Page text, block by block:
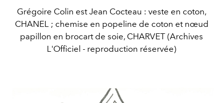
Grégoire Colin est Jean Cocteau : veste en coton,
CHANEL ; chemise en popeline de coton et nœud
papillon en brocart de soie, CHARVET (Archives
L'Officiel - reproduction réservée)